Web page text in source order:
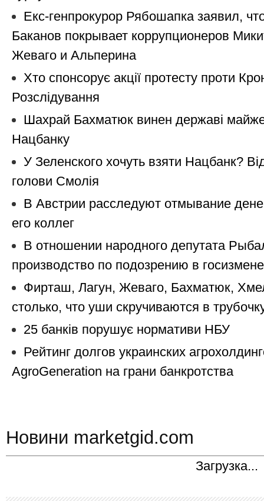
Екс-генпрокурор Рябошапка заявил,
Баканов покрывает коррупционеров
Жеваго и Альперина
Хто спонсорує акції протесту проти
Розслідування
Шахрай Бахматюк винен державі
Нацбанку
У Зеленского хочуть взяти Нацбанк?
голови Смолія
В Австрии расследуют отмывание
его коллег
В отношении народного депутата
производство по подозрению в госизмене
Фирташ, Лагун, Жеваго, Бахматюк,
столько, что уши скручиваются в
25 банків порушує нормативи НБУ
Рейтинг долгов украинских
AgroGeneration на грани банкротства
Новини marketgid.com
Загрузка...